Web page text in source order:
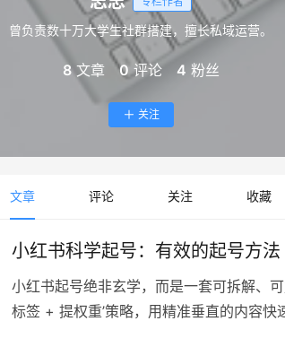
曾负责数十万大学生社群搭建，擅长私域运营。
8 文章 0 评论 4 粉丝
关注
文章 评论 关注 收藏
小红书科学起号：有效的起号方法
小红书起号绝非玄学，而是一套可拆解、
标签 + 提权重’策略，用精准垂直的内容快